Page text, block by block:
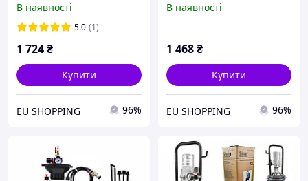
В наявності
5.0 (1)
1 724₴
Купити
EU SHOPPING 96%
(5906083070617)
В наявності
1 468₴
Купити
EU SHOPPING 96%